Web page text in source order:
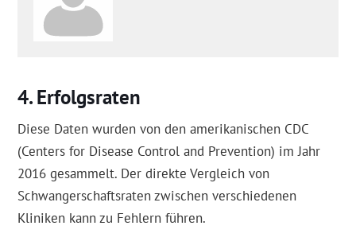
Erfolgsraten
Diese Daten wurden von den amerikanischen CDC
(Centers for Disease Control and Prevention) im Jahr
2016 gesammelt. Der direkte Vergleich von
Schwangerschaftsraten zwischen verschiedenen
Kliniken kann zu Fehlern führen.